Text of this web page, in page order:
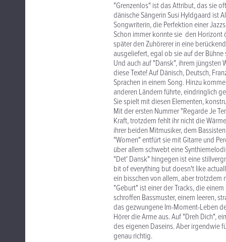
"Grenzenlos" ist das Attribut, das sie
dänische Sängerin Susi Hyldgaard ist
Songwriterin, die Perfektion einer
Schon immer konnte sie den Horizont
später den Zuhörerer in eine
ausgeliefert, egal ob sie auf der
Und auch auf "Dansk", ihrem jüngsten
diese Texte! Auf Dänisch, Deutsch,
Sprachen in einem Song. Hinzu
anderen Ländern führte, eindringlich
Sie spielt mit diesen Elementen,
Mit der ersten Nummer "Regarde Je
Kraft, trotzdem fehlt ihr nicht die
ihrer beiden Mitmusiker, dem
"Women" entfürt sie mit Gitarre und
über allem schwebt eine
"Det' Dansk" hingegen ist eine
bit of everything but doesn't like
ein bisschen von allem, aber trotzdem
"Geburt" ist einer der Tracks, die
schroffen Bassmuster, einem leeren,
das gezwungene Im-Moment-Leben
Hörer die Arme aus. Auf "Dreh Dich",
des eigenen Daseins. Aber irgendwie
genau richtig.